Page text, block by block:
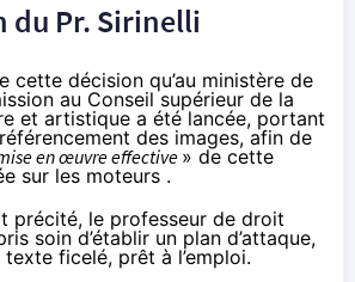
du Pr. Sirinelli
cette décision qu’au ministère de
au Conseil supérieur de la
et artistique a été lancée, portant
des images, afin de
en œuvre effective » de cette
sur les moteurs .
précité, le professeur de droit
soin d’établir un plan d’attaque,
texte ficelé, prêt à l’emploi.